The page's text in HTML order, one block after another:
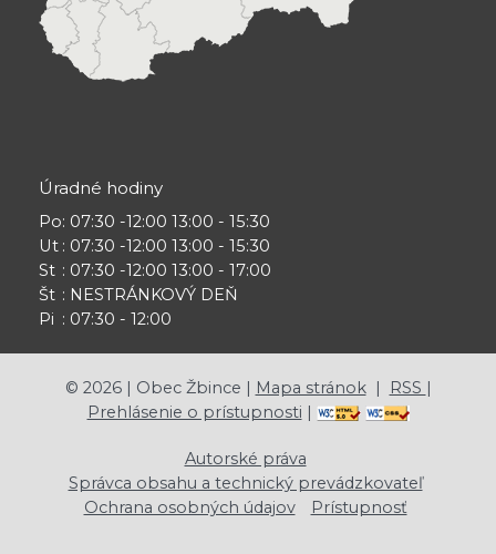
Úradné hodiny
Po
Ut
St
Št
Pi
: 07:30 -12:00 13:00 - 15:30
: 07:30 -12:00 13:00 - 15:30
: 07:30 -12:00 13:00 - 17:00
: NESTRÁNKOVÝ DEŇ
: 07:30 - 12:00
© 2026| Obec Žbince | Mapa stránok| RSS |
Prehlásenie o prístupnosti |
Autorské práva
Správca obsahu a technický prevádzkovateľ
Ochrana osobných údajov
Prístupnosť